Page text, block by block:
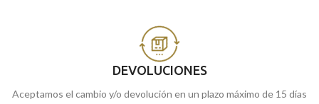
DEVOLUCIONES
Aceptamos el cambio y/o devolución en un plazo máximo de 15 días